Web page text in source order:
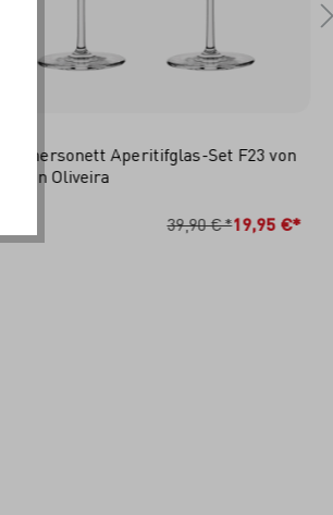
Sommersonett Aperitifglas-Set F23 von
Carolin Oliveira
39,90 €*19,95 €*